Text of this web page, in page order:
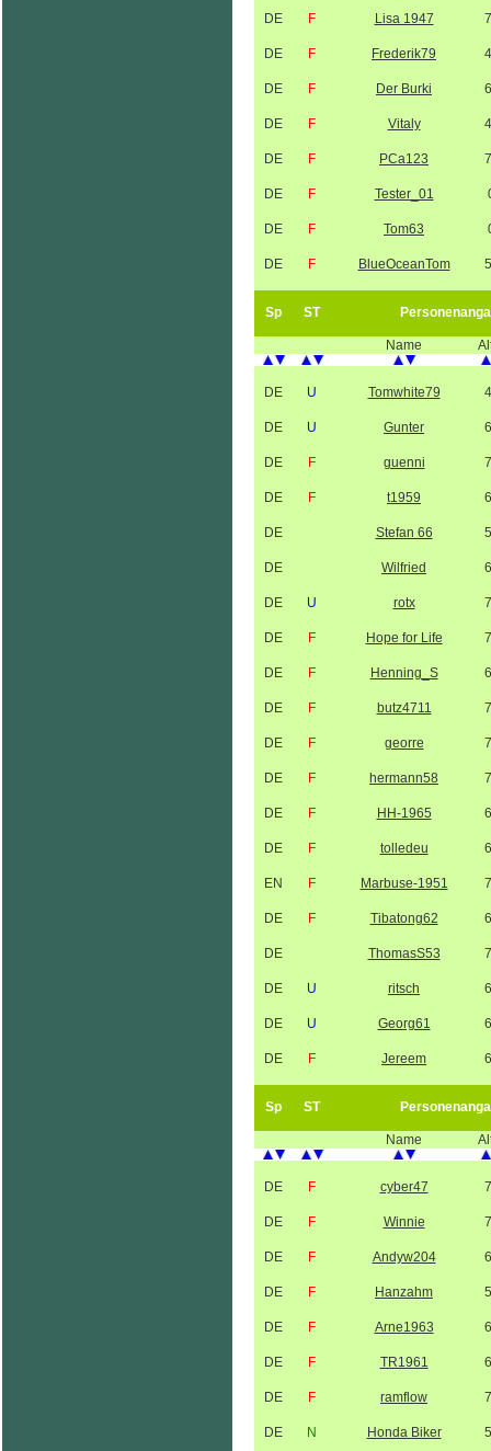
DE F Lisa 1947
DE F Frederik79
DE F Der Burki
DE F Vitaly
DE F PCa123
DE F Tester_01
DE F Tom63
DE F BlueOceanTom
Sp ST
Name
DE U Tomwhite79
DE U Gunter
DE F guenni
DE F t1959
DE Stefan 66
DE Wilfried
DE U rotx
DE F Hope for Life
DE F Henning_S
DE F butz4711
DE F georre
DE F hermann58
DE F HH-1965
DE F tolledeu
EN F Marbuse-1951
DE F Tibatong62
DE ThomasS53
DE U ritsch
DE U Georg61
DE F Jereem
Sp ST
Name
DE F cyber47
DE F Winnie
DE F Andyw204
DE F Hanzahm
DE F Arne1963
DE F TR1961
DE F ramflow
DE N Honda Biker